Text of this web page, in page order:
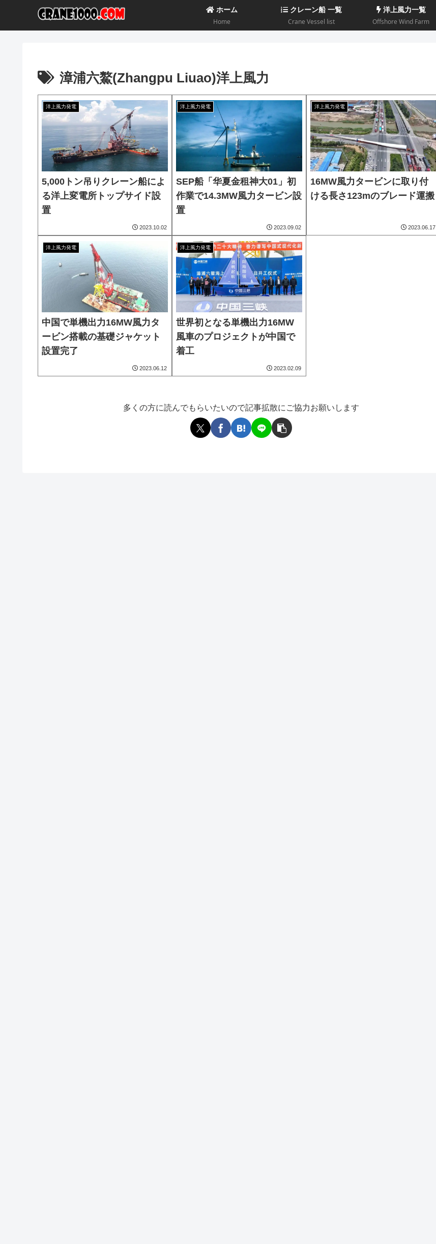
ホーム
Home
クレーン船 一覧
Crane Vessel list
洋上風力一覧
Offshore Wind Farm
漳浦六鰲(Zhangpu Liuao)洋上風力
洋上風力発電
5,000トン吊りクレーン船によ
る洋上変電所トップサイド設
置
2023.10.02
洋上風力発電
SEP船「华夏金租神大01」初
作業で14.3MW風力タービン設
置
2023.09.02
洋上風力発電
16MW風力タービンに取り付
ける長さ123mのブレード運搬
2023.06.17
洋上風力発電
中国で単機出力16MW風力タ
ービン搭載の基礎ジャケット
設置完了
2023.06.12
洋上風力発電
世界初となる単機出力16MW
風車のプロジェクトが中国で
着工
2023.02.09
多くの方に読んでもらいたいので記事拡散にご協力お願いします